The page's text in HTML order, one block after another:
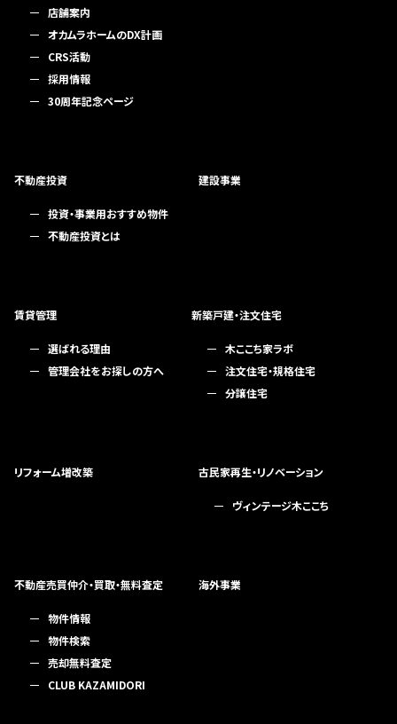
店舗案内
オカムラホームのDX計画
CRS活動
採用情報
30周年記念ページ
不動産投資
投資・事業用おすすめ物件
不動産投資とは
建設事業
賃貸管理
選ばれる理由
管理会社をお探しの方へ
新築戸建・注文住宅
木ここち家ラボ
注文住宅・規格住宅
分譲住宅
リフォーム増改築 古民家再生・リノベーション
ヴィンテージ木ここち
不動産売買仲介・買取・無料査定
物件情報
物件検索
売却無料査定
CLUB KAZAMIDORI
海外事業